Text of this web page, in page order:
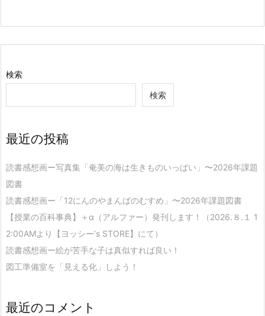
検索
検索
最近の投稿
読書感想画ー写真集「奄美の海は生きものいっぱい」〜2026年課題
図書
読書感想画ー「12にんのやまんばのむすめ」〜2026年課題図書
【授業の百科事典】＋α（アルファー）発刊します！（2026.８.１ 1
2:00AMより【ヨッシー’s STORE】にて）
読書感想画ー絵が苦手な子は真似すれば良い！
図工準備室を「見える化」しよう！
最近のコメント